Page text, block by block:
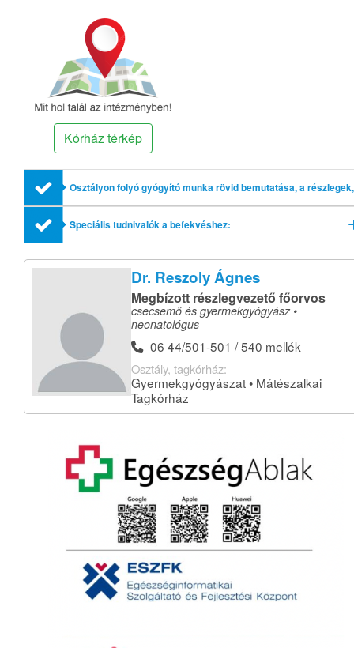
Kórház térkép
Osztályon folyó gyógyító munka rövid bemutatása, a részlegek,
profilok említésével
Speciális tudnivalók a befekvéshez:
Dr. Reszoly Ágnes
Megbízott részlegvezető főorvos
csecsemő és gyermekgyógyász •
neonatológus
06 44/501-501 / 540 mellék
Osztály, tagkórház:
Gyermekgyógyászat • Mátészalkai
Tagkórház